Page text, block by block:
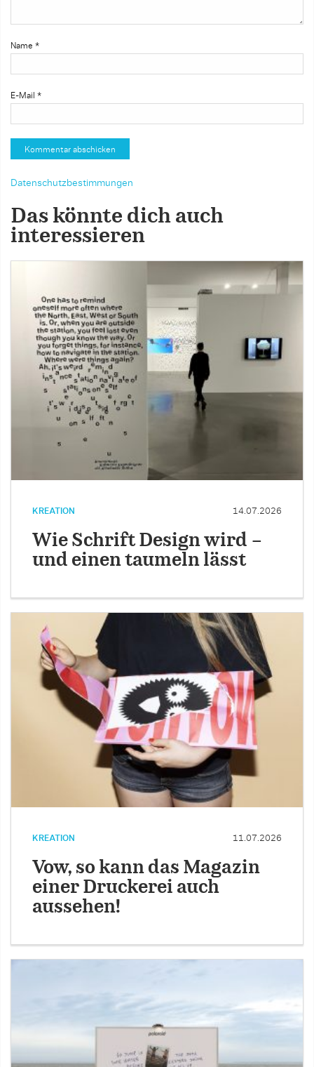
Name *
E-Mail *
Datenschutzbestimmungen
Das könnte dich auch
interessieren
KREATION 14.07.2026
Wie Schrift Design wird –
und einen taumeln lässt
KREATION 11.07.2026
Vow, so kann das Magazin
einer Druckerei auch
aussehen!